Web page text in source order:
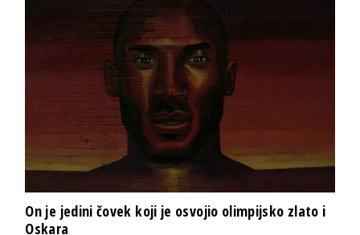
On je jedini čovek koji je osvojio olimpijsko zlato i
Oskara